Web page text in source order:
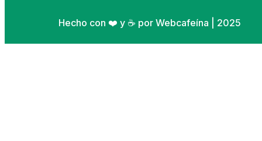
Hecho con ❤️ y ☕ por Webcafeína | 2025